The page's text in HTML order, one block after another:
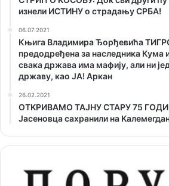
изнели ИСТИНУ о страдању СРБА!
06.07.2021
Књига Владимира Ђорђевића
предодређена за наследника Кума
свака држава има мафију, али ни
државу, као ЈА! Аркан
26.02.2021
ОТKРИВАМО ТАЈНУ СТАРУ 75
Јасеновца сахранили на